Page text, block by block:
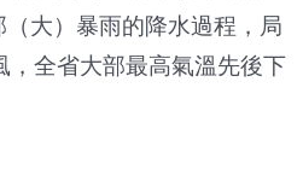
大）暴雨的降水過程，局
，全省大部最高氣溫先後下